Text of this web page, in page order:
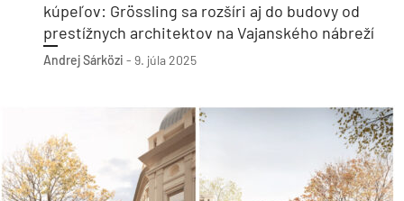
kúpeľov: Grössling sa rozšíri aj do budovy od
prestížnych architektov na Vajanského nábreží
Andrej Sárközi - 9. júla 2025